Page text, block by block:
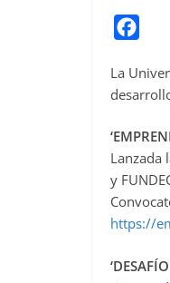
c
e
b
o
o
k
La
Lanzada
y
https://